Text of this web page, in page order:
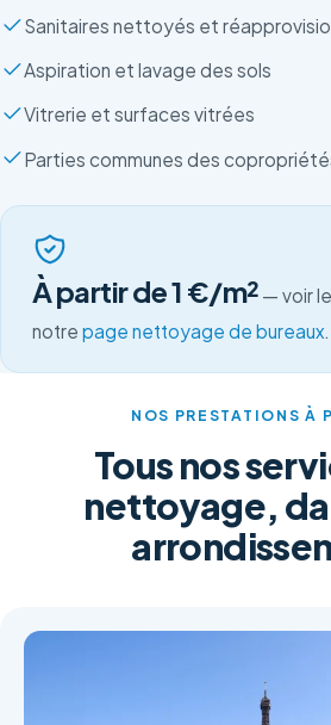
Sanitaires nettoyés et
Aspiration et lavage des sols
Vitrerie et surfaces vitrées
Parties communes des
À partir de 1 €/m² — voir
notre page nettoyage de bureaux.
NOS PRESTATIONS À
Tous nos
nettoyage,